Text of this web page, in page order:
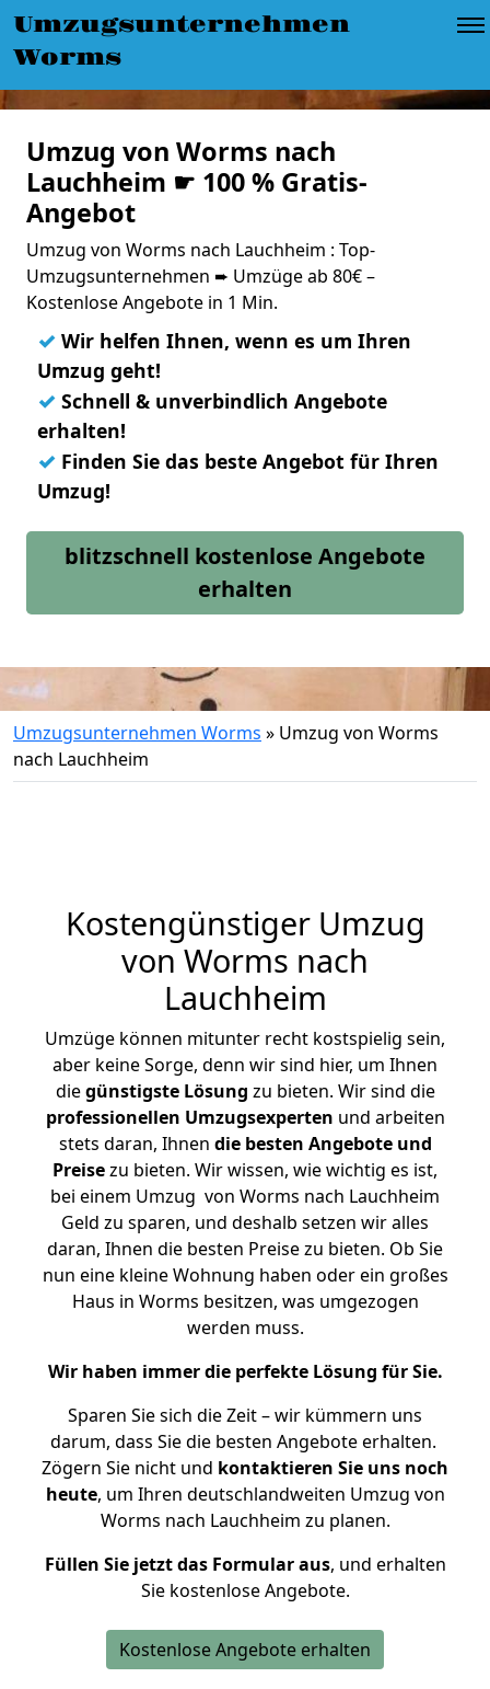
Umzugsunternehmen
Worms
Umzug von Worms nach
Lauchheim ☛ 100 % Gratis-
Angebot
Umzug von Worms nach Lauchheim : Top-
Umzugsunternehmen ➨ Umzüge ab 80€ –
Kostenlose Angebote in 1 Min.
✓ Wir helfen Ihnen, wenn es um Ihren
Umzug geht!
✓ Schnell & unverbindlich Angebote
erhalten!
✓ Finden Sie das beste Angebot für Ihren
Umzug!
blitzschnell kostenlose Angebote
erhalten
Umzugsunternehmen Worms » Umzug von Worms
nach Lauchheim
Kostengünstiger Umzug
von Worms nach
Lauchheim
Umzüge können mitunter recht kostspielig sein,
aber keine Sorge, denn wir sind hier, um Ihnen
diegünstigste Lösung zu bieten. Wir sind die
professionellen Umzugsexperten und arbeiten
stets daran, Ihnen die besten Angebote und
Preisezu bieten. Wir wissen, wie wichtig es ist,
bei einem Umzug von Worms nach Lauchheim
Geld zu sparen, und deshalb setzen wir alles
daran, Ihnen die besten Preise zu bieten. Ob Sie
nun eine kleine Wohnung haben oder ein großes
Haus in Worms besitzen, was umgezogen
werden muss.
Wir haben immer die perfekte Lösung für Sie.
Sparen Sie sich die Zeit – wir kümmern uns
darum, dass Sie die besten Angebote erhalten.
Zögern Sie nicht und kontaktieren Sie uns noch
heute, um Ihren deutschlandweiten Umzug von
Worms nach Lauchheim zu planen.
Füllen Sie jetzt das Formular aus, und erhalten
Sie kostenlose Angebote.
Kostenlose Angebote erhalten